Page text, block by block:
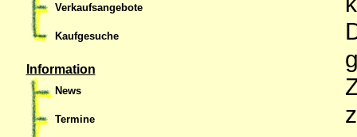
Verkaufsangebote
Kaufgesuche
Information
News
Termine